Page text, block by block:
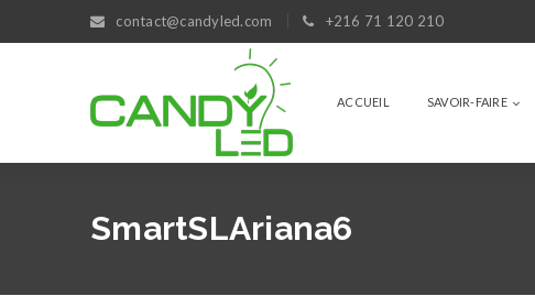
contact@candyled.com +216 71 120 210
ACCUEIL SAVOIR-FAIRE
SmartSLAriana6